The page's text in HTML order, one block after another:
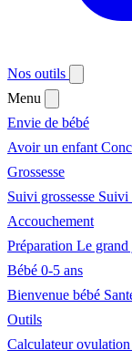
Nos outils
Menu
Envie de bébé
Avoir un enfant
Grossesse
Suivi grossesse Suivi
Accouchement
Préparation Le
Bébé 0-5 ans
Bienvenue bébé
Outils
Calculateur ovulation